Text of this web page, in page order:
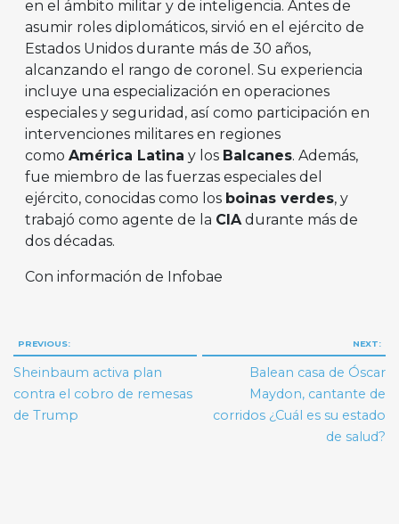
en el ámbito militar y de inteligencia. Antes de
asumir roles diplomáticos, sirvió en el ejército de
Estados Unidos durante más de 30 años,
alcanzando el rango de coronel. Su experiencia
incluye una especialización en operaciones
especiales y seguridad, así como participación en
intervenciones militares en regiones
como América Latina y los Balcanes. Además,
fue miembro de las fuerzas especiales del
ejército, conocidas como los boinas verdes, y
trabajó como agente de la CIAdurante más de
dos décadas.
Con información de Infobae
Navegación
de
entradas
PREVIOUS:
Sheinbaum activa plan
contra el cobro de remesas
de Trump
NEXT:
Balean casa de Óscar
Maydon, cantante de
corridos ¿Cuál es su estado
de salud?